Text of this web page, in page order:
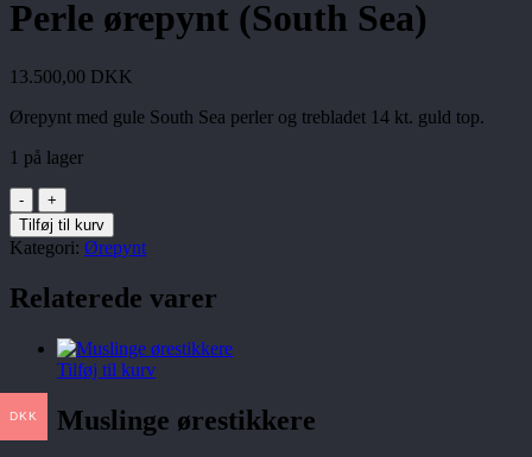
Perle ørepynt (South Sea)
13.500,00 DKK
Ørepynt med gule South Sea perler og trebladet 14 kt. guld top.
1 på lager
Perle
ørepynt
(South
Sea)
Tilføj til kurv
Kategori: Ørepynt
Relaterede varer
Tilføj til kurv
Muslinge ørestikkere
DKK